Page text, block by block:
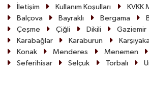
İletişim
Kullanım Koşulları KVKK
Balçova
Bayraklı Bergama
Çeşme
Çiğli Dikili Gaziemir
Karabağlar
Karaburun
Konak
Menderes Menemen
Seferihisar
Selçuk Torbalı